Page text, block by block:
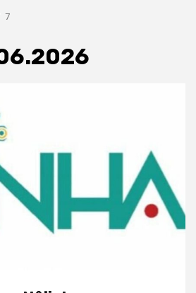
7